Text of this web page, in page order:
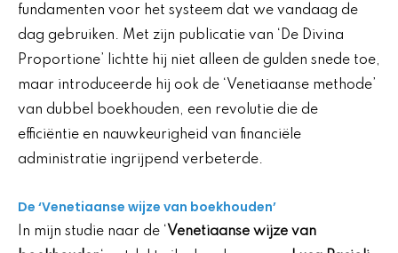
fundamenten voor het systeem dat we vandaag de
dag gebruiken. Met zijn publicatie van ‘De Divina
Proportione’ lichtte hij niet alleen de gulden snede toe,
maar introduceerde hij ook de ‘Venetiaanse methode’
van dubbel boekhouden, een revolutie die de
efficiëntie en nauwkeurigheid van financiële
administratie ingrijpend verbeterde.
De ‘Venetiaanse wijze van boekhouden’
In mijn studie naar de ‘
Venetiaanse wijze van